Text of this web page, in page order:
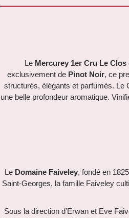
Le Mercurey 1er Cru Le
exclusivement de Pinot Noir, ce
structurés, élégants et parfumés. Le
une belle profondeur aromatique.
Le Domaine Faiveley, fondé en
Saint-Georges, la famille Faiveley
Sous la direction d’Erwan et Eve